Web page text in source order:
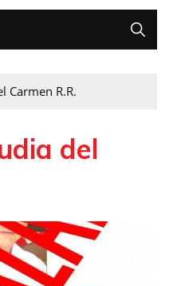
Carmen R.R.
del